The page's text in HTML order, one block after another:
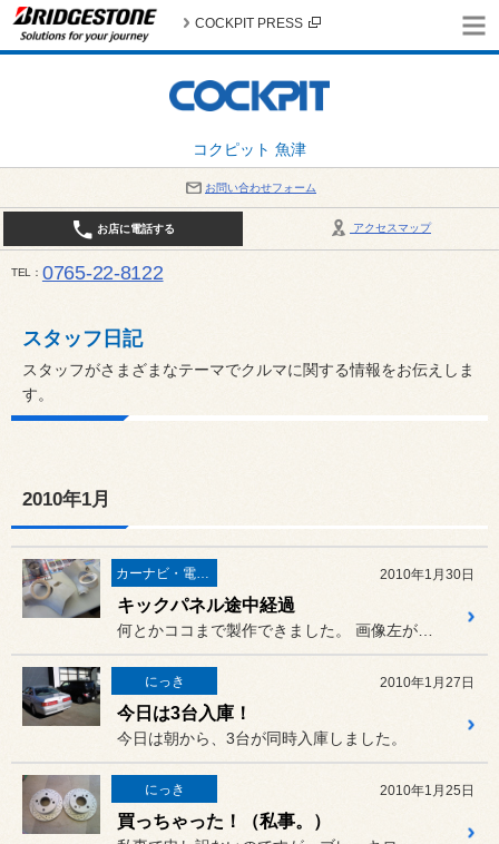
コクピット 魚津
COCKPIT PRESS
お問い合わせフォーム
アクセスマップ
お店に電話する
TEL 0765-22-8122
スタッフ日記
スタッフがさまざまなテーマでクルマに関する情報をお伝えしま
す。
2010年1月
カーナビ・電装品 2010年1月30日
キックパネル途中経過
にっき 2010年1月27日
今日は3台入庫！
今日は朝から、3台が同時入庫しました。
にっき 2010年1月25日
買っちゃった！（私事。）